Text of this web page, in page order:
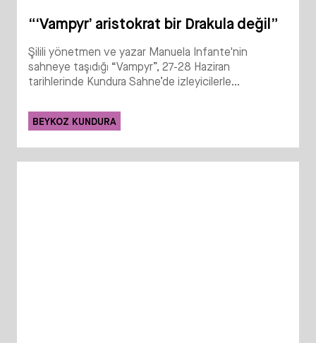
“‘Vampyr’ aristokrat bir Drakula değil”
Şilili yönetmen ve yazar Manuela Infante'nin
sahneye taşıdığı “Vampyr”, 27-28 Haziran
tarihlerinde Kundura Sahne’de izleyicilerle...
BEYKOZ KUNDURA